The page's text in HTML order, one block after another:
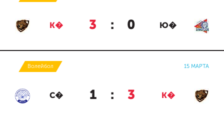
К� 3 : 0 Ю�
Волейбол 15 МАРТА
С� 1 : 3 К�